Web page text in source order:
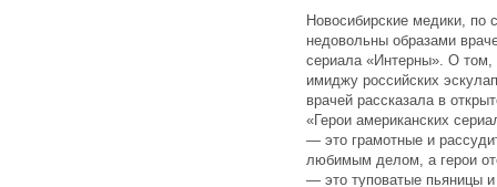
Новосибирские медики,
недовольны образами
сериала «Интерны». О том,
имиджу российских
врачей рассказала в
«Герои американских
— это грамотные и
любимым делом, а герои
— это туповатые пьяницы и